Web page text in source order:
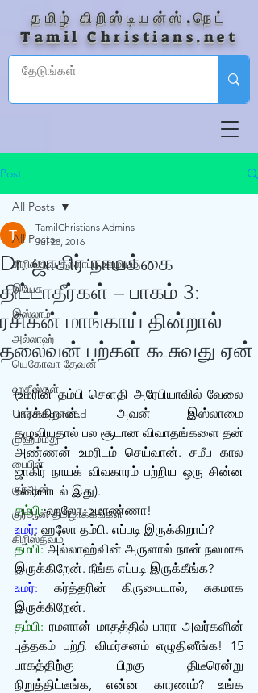
தமிழ் கிறிஸ்டியன்ஸ்.நெட்
Tamil Christians.net
Post
All Posts
கிறிஸ்தவ தற்காப்பு ஊழியம்
இயேசு
இஸ்லாம்
அல்லாஹ்
யெகோவா தேவன்
ஹதீஸ்கள்
Uncategorized
முஹம்மது
பைபிள்
குர்‍ஆன்
குர்‍ஆன் தமிழாக்கங்கள்
கிறிஸ்தவம்
All Posts
Dr. ஜாகிர் நாயக்கை
திட்டாதீர்கள் – பாகம் 3:
ரசிகன் மாங்காய் தின்றால்
தலைவன் பற்கள் கூசுவது ஏன்
TamilChristians Admins
Jul 28, 2016
(உமரின் தம்பி சௌதி அரேபியாவில் வேலை
பார்க்கிறான். அவன் இஸ்லாமை
தழுவியதால் பல சூடான விவாதங்களை தன்
அண்ணன் உமரிடம் செய்வான். சமீப கால
ஜாகிர் நாயக் விவகாரம் பற்றிய ஒரு சின்ன
உரையாடல் இது).
தம்பி: ஹலோ, உமரண்ணா!
உமர்: ஹலோ தம்பி. எப்படி இருக்கிறாய்?
தம்பி: அல்லாஹ்வின் அருளால் நான் நலமாக
இருக்கிறேன். நீங்க எப்படி இருக்கீங்க?
உமர்: கர்த்தரின் கிருபையால், சுகமாக
இருக்கிறேன்.
தம்பி: ரமளான் மாதத்தில் பாரா அவர்களின்
புத்தகம் பற்றி விமர்சனம் எழுதினீங்க! 15
பாகத்திற்கு பிறகு திடீரென்று
நிறுத்திட்டீங்க, என்ன காரணம்? உங்க